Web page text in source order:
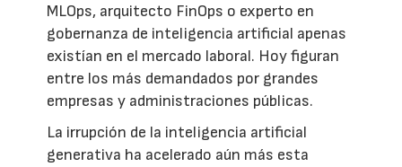
MLOps, arquitecto FinOps o experto en
gobernanza de inteligencia artificial apenas
existían en el mercado laboral. Hoy figuran
entre los más demandados por grandes
empresas y administraciones públicas.
La irrupción de la inteligencia artificial
generativa ha acelerado aún más esta